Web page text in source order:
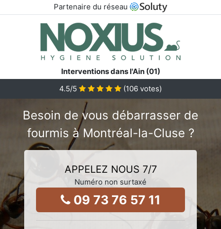
Partenaire du réseau
Interventions dans l'Ain (01)
4.5/5 (106 votes)
Besoin de vous débarrasser de
fourmis à Montréal-la-Cluse ?
APPELEZ NOUS 7/7
Numéro non surtaxé
09 73 76 57 11